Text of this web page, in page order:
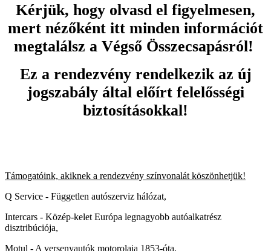
Kérjük, hogy olvasd el figyelmesen,
mert nézőként itt minden információt
megtalálsz a Végső Összecsapásról!
Ez a rendezvény rendelkezik az új
jogszabály által előírt felelősségi
biztosításokkal!
Támogatóink, akiknek a rendezvény színvonalát köszönhetjük!
Q Service - Független autószerviz hálózat,
Intercars - Közép-kelet Európa legnagyobb autóalkatrész
disztribúciója,
Motul - A versenyautók motorolaja 1853-óta,